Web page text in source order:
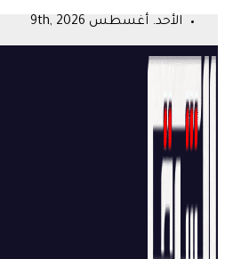
content
الأحد. أغسطس 9th, 2026